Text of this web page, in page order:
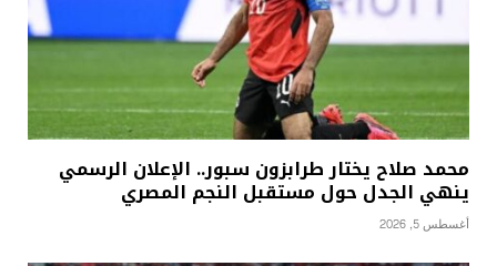
محمد صلاح يختار طرابزون سبور.. الإعلان الرسمي
ينهي الجدل حول مستقبل النجم المصري
أغسطس 5, 2026